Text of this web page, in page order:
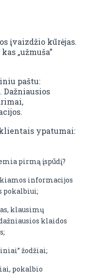
įvaizdžio kūrėjas.
„užmuša”
paštu:
ypatumai:
pirmą įspūdį?
informacijos
pokalbiui;
klausimų
klaidos
žodžiai;
pokalbio